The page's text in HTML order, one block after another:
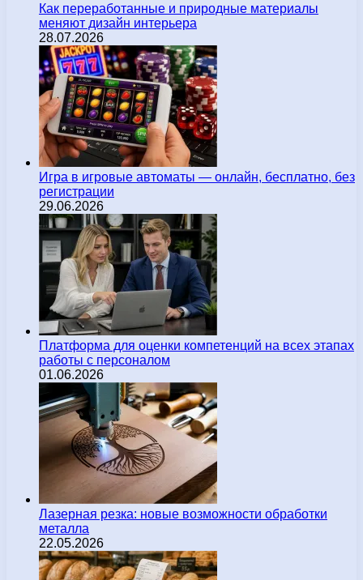
Как переработанные и природные материалы
меняют дизайн интерьера
28.07.2026
Игра в игровые автоматы — онлайн, бесплатно, без
регистрации
29.06.2026
Платформа для оценки компетенций на всех этапах
работы с персоналом
01.06.2026
Лазерная резка: новые возможности обработки
металла
22.05.2026